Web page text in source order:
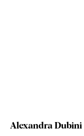
Alexandra Dubini